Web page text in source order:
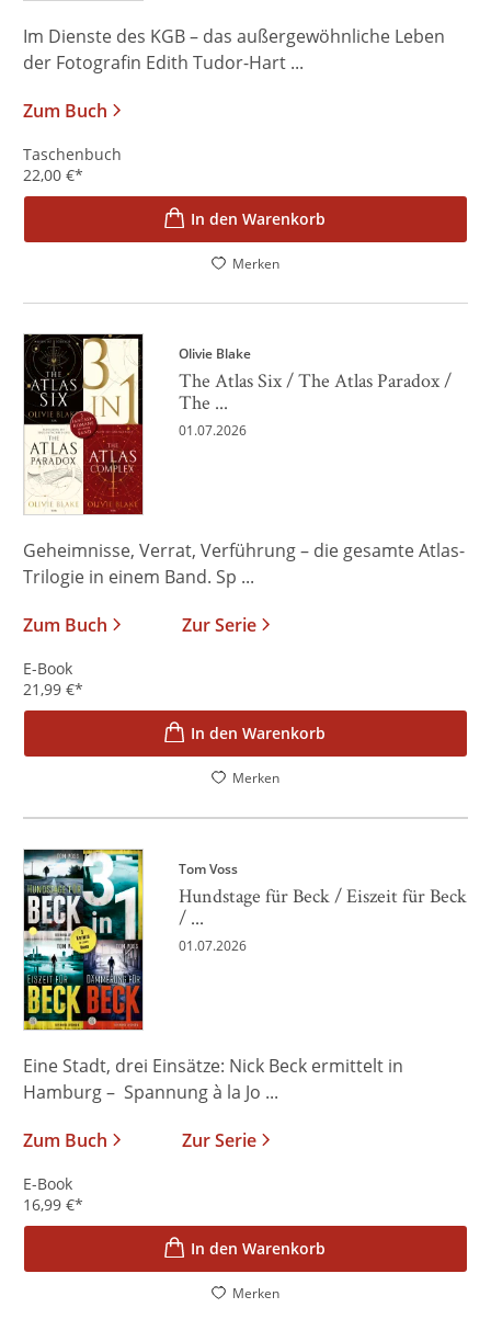
Im Dienste des KGB – das außergewöhnliche Leben
der Fotografin Edith Tudor-Hart ...
Zum Buch
Taschenbuch
22,00 €*
In den Warenkorb
Merken
Olivie Blake
The Atlas Six / The Atlas Paradox /
The ...
01.07.2026
Geheimnisse, Verrat, Verführung – die gesamte Atlas-
Trilogie in einem Band. Sp ...
Zum Buch
Zur Serie
E-Book
21,99 €*
In den Warenkorb
Merken
Tom Voss
Hundstage für Beck / Eiszeit für Beck
/ ...
01.07.2026
Eine Stadt, drei Einsätze: Nick Beck ermittelt in
Hamburg – Spannung à la Jo ...
Zum Buch
Zur Serie
E-Book
16,99 €*
In den Warenkorb
Merken